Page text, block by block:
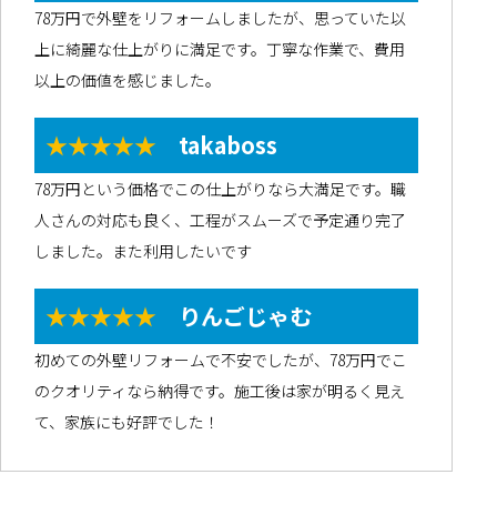
78万円で外壁をリフォームしましたが、思っていた以
上に綺麗な仕上がりに満足です。丁寧な作業で、費用
以上の価値を感じました。
★★★★★ takaboss
78万円という価格でこの仕上がりなら大満足です。職
人さんの対応も良く、工程がスムーズで予定通り完了
しました。また利用したいです
★★★★★ りんごじゃむ
初めての外壁リフォームで不安でしたが、78万円でこ
のクオリティなら納得です。施工後は家が明るく見え
て、家族にも好評でした！